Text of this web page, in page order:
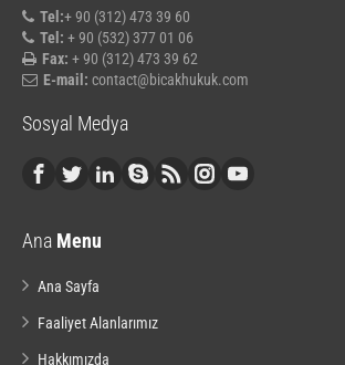
Tel:+ 90 (312) 473 39 60
Tel: + 90 (532) 377 01 06
Fax: + 90 (312) 473 39 62
E-mail: contact@bicakhukuk.com
Sosyal Medya
Ana Menu
Ana Sayfa
Faaliyet Alanlarımız
Hakkımızda